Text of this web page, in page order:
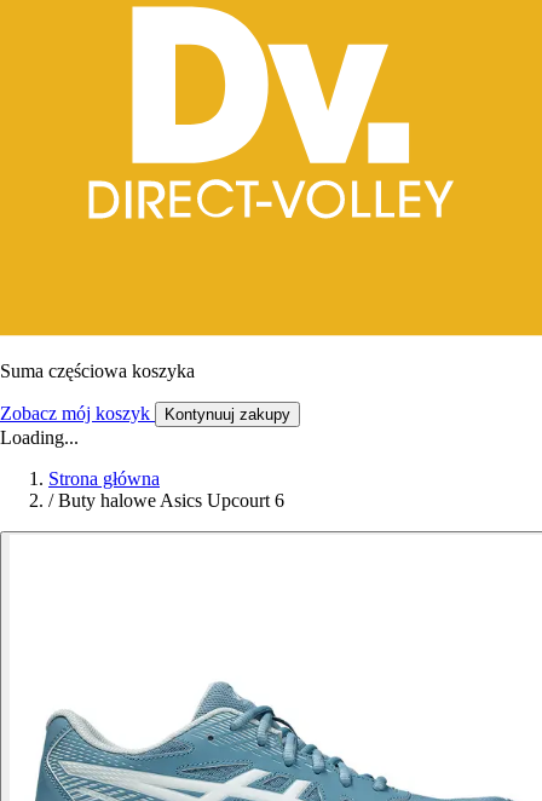
Suma częściowa koszyka
Zobacz mój koszyk Kontynuuj zakupy
Loading...
Strona główna
/ Buty halowe Asics Upcourt 6